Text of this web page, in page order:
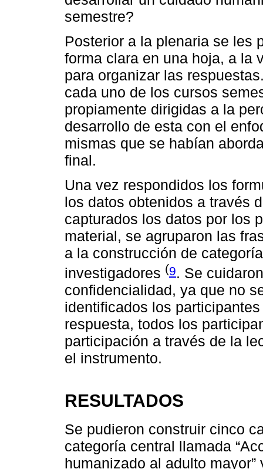
semestre?
Posterior a la plenaria se les
forma clara en una hoja, a la
para organizar las
cada uno de los cursos
propiamente dirigidas a la
desarrollo de esta con el
mismas que se habían
final.
Una vez respondidos los
los datos obtenidos a través
capturados los datos por los
material, se agruparon las
a la construcción de
investigadores (9. Se
confidencialidad, ya que no
identificados los
respuesta, todos los
participación a través de la
el instrumento.
RESULTADOS
Se pudieron construir cinco
categoría central llamada
humanizado al adulto